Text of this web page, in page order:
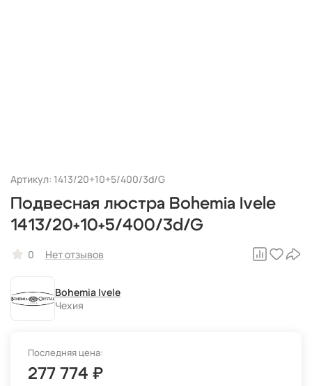
Артикул: 1413/20+10+5/400/3d/G
Подвесная люстра Bohemia Ivele
1413/20+10+5/400/3d/G
0 Нет отзывов
Bohemia Ivele
Чехия
Последняя цена:
277 774 ₽